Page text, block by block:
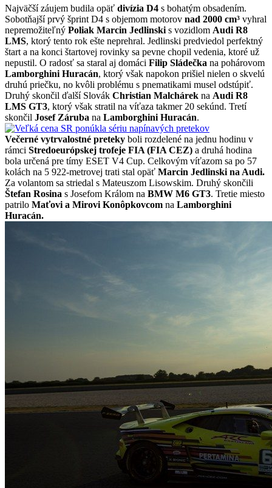
Najväčší záujem budila opäť divízia D4 s bohatým obsadením.
Sobotňajší prvý šprint D4 s objemom motorov nad 2000 cm³ vyhral
nepremožiteľný Poliak Marcin Jedlinski s vozidlom Audi R8
LMS, ktorý tento rok ešte neprehral. Jedlinski predviedol perfektný
štart a na konci štartovej rovinky sa pevne chopil vedenia, ktoré už
nepustil. O radosť sa staral aj domáci Filip Sládečka na pohárovom
Lamborghini Huracán, ktorý však napokon prišiel nielen o skvelú
druhú priečku, no kvôli problému s pnematikami musel odstúpiť.
Druhý skončil ďalší Slovák Christian Malchárek na Audi R8
LMS GT3, ktorý však stratil na víťaza takmer 20 sekúnd. Tretí
skončil Josef Záruba na Lamborghini Huracán.
Večerné vytrvalostné preteky boli rozdelené na jednu hodinu v
rámci Stredoeurópskej trofeje FIA (FIA CEZ) a druhá hodina
bola určená pre tímy ESET V4 Cup. Celkovým víťazom sa po 57
kolách na 5 922-metrovej trati stal opäť Marcin Jedlinski na Audi.
Za volantom sa striedal s Mateuszom Lisowskim. Druhý skončili
Štefan Rosina s Josefom Králom na BMW M6 GT3. Tretie miesto
patrilo Maťovi a Mirovi Konôpkovcom na Lamborghini
Huracán.